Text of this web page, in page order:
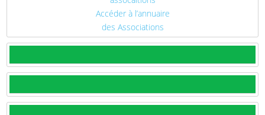
Accéder à l’annuaire
des Associations